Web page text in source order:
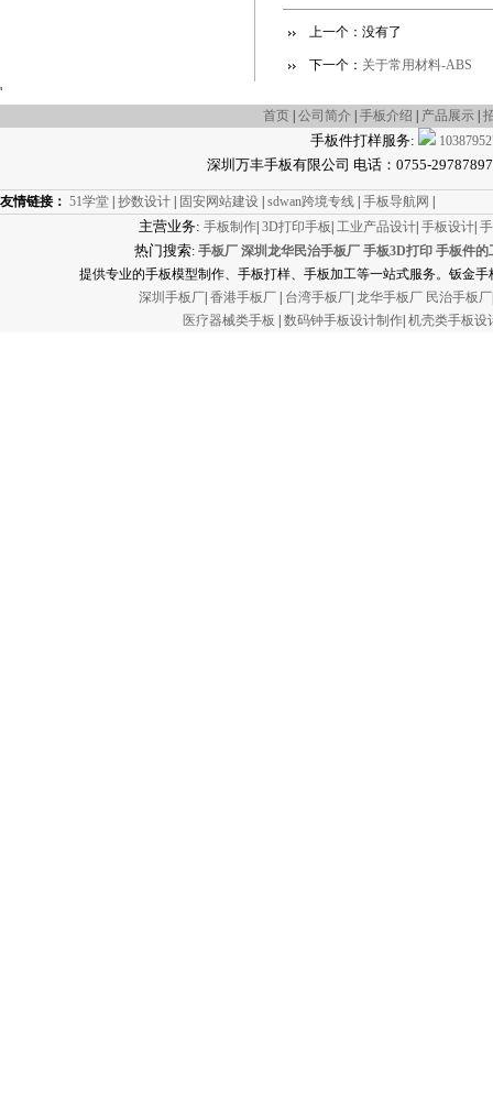
上一个：没有了
下一个： 关于常用材料-ABS
'
首页 公司简介 手板介绍 产品展示
手板件打样服务:
深圳万丰手板有限公司 电话：0755-
友情链接： 51学堂 抄数设计 固安网站建设 sdwan跨境专线 手板导航网
主营业务: 手板制作| 3D打印手板 工业产品设计| 手板设计|
热门搜索: 手板厂 深圳龙华民治手板厂 手板3D打印 手板件的
提供专业的手板模型制作、手板打样、手板加工等一站式服务。钣金
深圳手板厂 香港手板厂 台湾手板厂 龙华手板厂 民治手板厂
医疗器械类手板
数码钟手板设计制作 机壳类手板设